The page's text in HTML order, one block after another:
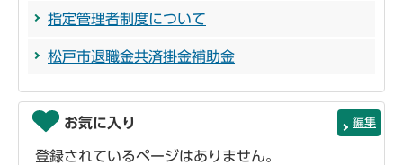
指定管理者制度について
松戸市退職金共済掛金補助金
お気に入り 編集
登録されているページはありません。